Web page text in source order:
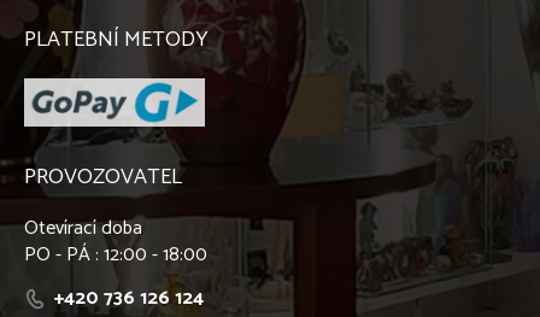
PLATEBNÍ METODY
PROVOZOVATEL
Otevírací doba
PO - PÁ : 12:00 - 18:00
+420 736 126 124